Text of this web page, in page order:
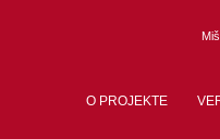
O PROJEKTE